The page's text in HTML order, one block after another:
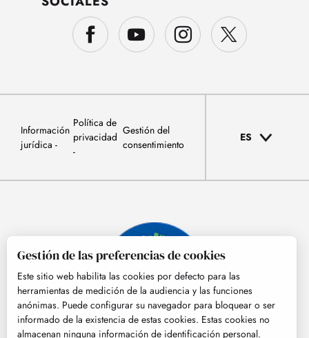
Información
jurídica
Política de
privacidad
Gestión del
consentimiento
ES
Gestión de las preferencias de cookies
Este sitio web habilita las cookies por defecto para las
herramientas de medición de la audiencia y las funciones
anónimas. Puede configurar su navegador para bloquear o ser
informado de la existencia de estas cookies. Estas cookies no
almacenan ninguna información de identificación personal.